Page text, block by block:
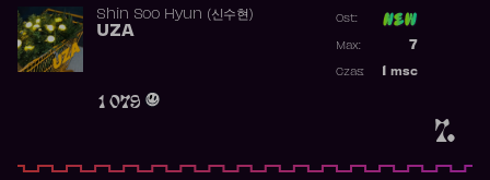
7.
Shin Soo Hyun (신수현)
UZA
1 079
Ost:
7
Max:
msc
Czas: